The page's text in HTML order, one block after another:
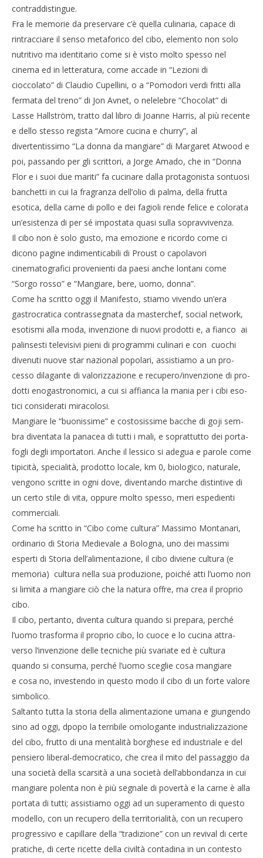
NOW VIEWING
Cibo ed intendità
13/10/2014
Redazione
contraddistingue.
Fra le memorie da preservare c’è quella culinaria, capace di
rintracciare il senso metaforico del cibo, elemento non solo
nutritivo ma identitario come si è visto molto spesso nel
cinema ed in letteratura, come accade in “Lezioni di
cioccolato” di Claudio Cupellini, o a “Pomodori verdi fritti alla
fermata del treno” di Jon Avnet, o nelelebre “Chocolat” di
Lasse Hallström, tratto dal libro di Joanne Harris, al più recente
e dello stesso regista “Amore cucina e churry”, al
divertentissimo “La donna da mangiare” di Margaret Atwood e
poi, passando per gli scrittori, a Jorge Amado, che in “Donna
Flor e i suoi due mariti” fa cucinare dalla protagonista sontuosi
banchetti in cui la fragranza dell’olio di palma, della frutta
esotica, della carne di pollo e dei fagioli rende felice e colorata
un’esistenza di per sé impostata quasi sulla sopravvivenza.
Il cibo non è solo gusto, ma emozione e ricordo come ci
dicono pagine indimenticabili di Proust o capolavori
cinematografici provenienti da paesi anche lontani come
“Sorgo rosso” e “Mangiare, bere, uomo, donna”.
Come ha scritto oggi il Manifesto, stiamo vivendo un’era
gastrocratica contrassegnata da masterchef, social network,
esotismi alla moda, invenzione di nuovi prodotti e, a fianco ai
palin­se­sti tele­vi­sivi pieni di pro­grammi culi­nari e con cuo­chi
divenuti nuove star nazio­nal­ popolari, assistiamo a un pro­
cesso dila­gante di valo­riz­za­zione e recupero/invenzione di pro­
dotti eno­ga­stro­no­mici, a cui si affianca la mania per i cibi eso­
tici con­si­de­rati mira­co­losi.
Man­giare le “buo­nis­sime” e costo­sis­sime bac­che di goji sem­
bra diven­tata la pana­cea di tutti i mali, e soprat­tutto dei por­ta­
fo­gli degli impor­ta­tori. Anche il les­sico si ade­gua e parole come
tipi­cità, spe­cia­lità, pro­dotto locale, km 0, bio­lo­gico, natu­rale,
ven­gono scritte in ogni dove, diven­tando mar­che distin­tive di
un certo stile di vita, oppure molto spesso, meri espe­dienti
commerciali.
Come ha scritto in “Cibo come cultura” Massimo Montanari,
ordi­na­rio di Sto­ria Medie­vale a Bolo­gna, uno dei mas­simi
esperti di Sto­ria dell’alimentazione, il cibo diviene cultura (e
memoria) cul­tura nella sua pro­du­zione, poiché atti l’uomo non
si limita a man­giare ciò che la natura offre, ma crea il pro­prio
cibo.
Il cibo, pertanto, diventa cul­tura quando si pre­para, per­ché
l’uomo tra­sforma il pro­prio cibo, lo cuoce e lo cucina attra­
verso l’invenzione delle tec­ni­che più sva­riate ed è cultura
quando si con­suma, per­ché l’uomo sce­glie cosa man­giare
e cosa no, inve­stendo in que­sto modo il cibo di un forte valore
simbolico.
Saltanto tutta la storia della alimentazione umana e giungendo
sino ad oggi, dpopo la terribile omologante industrializzazione
del cibo, frutto di una mentalità borghese ed industriale e del
pen­siero liberal-democratico, che crea il mito del passaggio da
una società della scar­sità a una società dell’abbondanza in cui
man­giare polenta non è più segnale di povertà e la carne è alla
por­tata di tutti; assistiamo oggi ad un superamento di questo
modello, con un recupero della territorialità, con un recupero
progressivo e capillare della “tra­di­zione” con un revi­val di certe
pra­ti­che, di certe ricette della civiltà con­ta­dina in un con­te­sto